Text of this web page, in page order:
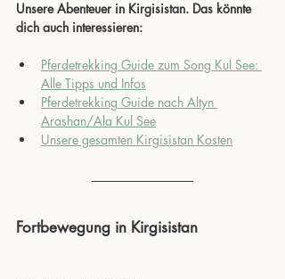
Unsere Abenteuer in Kirgisistan. Das könnte
dich auch interessieren:
Pferdetrekking Guide zum Song Kul See:
Alle Tipps und Infos
Pferdetrekking Guide nach Altyn
Arashan/Ala Kul See
Unsere gesamten Kirgisistan Kosten
Fortbewegung in Kirgisistan